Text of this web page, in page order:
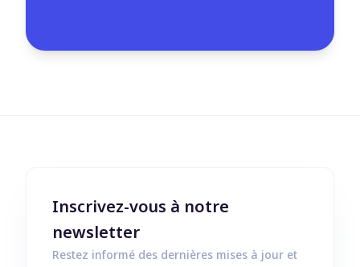
Inscrivez-vous à notre
newsletter
Restez informé des dernières mises à jour et